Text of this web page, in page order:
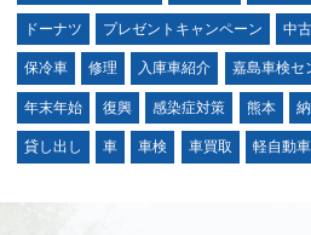
ドーナツ プレゼントキャンペーン 中
保冷車 修理 入庫車紹介 嘉島車検セ
年末年始 復興 感染症対策 熊本
貸し出し 車 車検 車買取 軽自動車